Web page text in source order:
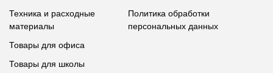
Техника и расходные
материалы
Товары для офиса
Товары для школы
Политика обработки
персональных данных